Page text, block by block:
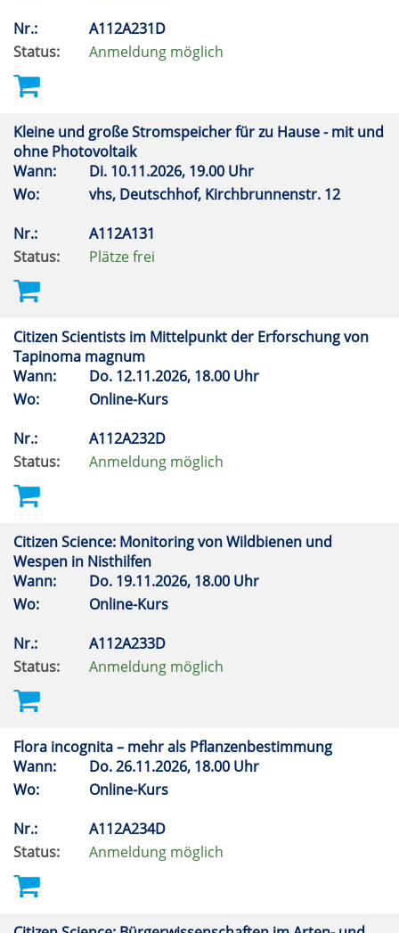
Nr.:
A112A231D
Status:
Anmeldung möglich
Kleine und große Stromspeicher für zu Hause - mit und
ohne Photovoltaik
Wann:
Di. 10.11.2026, 19.00 Uhr
Wo:
vhs, Deutschhof, Kirchbrunnenstr. 12
Nr.:
A112A131
Status:
Plätze frei
Citizen Scientists im Mittelpunkt der Erforschung von
Tapinoma magnum
Wann:
Do. 12.11.2026, 18.00 Uhr
Wo:
Online-Kurs
Nr.:
A112A232D
Status:
Anmeldung möglich
Citizen Science: Monitoring von Wildbienen und
Wespen in Nisthilfen
Wann:
Do. 19.11.2026, 18.00 Uhr
Wo:
Online-Kurs
Nr.:
A112A233D
Status:
Anmeldung möglich
Flora incognita – mehr als Pflanzenbestimmung
Wann:
Do.26.11.2026, 18.00 Uhr
Wo:
Online-Kurs
Nr.:
A112A234D
Status:
Anmeldung möglich